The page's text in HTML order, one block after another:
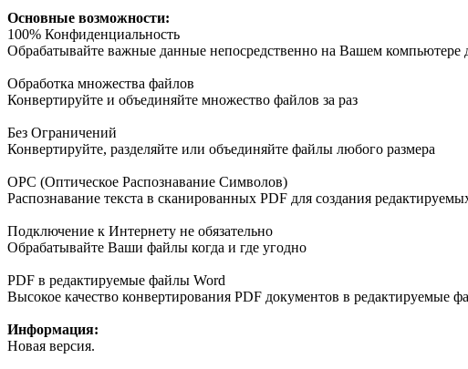
Основные возможности:
100% Конфиденциальность
Обрабатывайте важные данные непосредственно на Вашем компьютере
Обработка множества файлов
Конвертируйте и объединяйте множество файлов за раз
Без Ограничений
Конвертируйте, разделяйте или объединяйте файлы любого размера
ОРС (Оптическое Распознавание Символов)
Распознавание текста в сканированных PDF для создания
Подключение к Интернету не обязательно
Обрабатывайте Ваши файлы когда и где угодно
PDF в редактируемые файлы Word
Высокое качество конвертирования PDF документов в редактируемые
Информация:
Новая версия.